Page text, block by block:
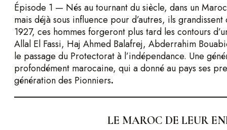
Épisode 1 — Nés au tournant du siècle, dans un
mais déjà sous influence pour d’autres, ils
1927, ces hommes forgeront plus tard les contours
Allal El Fassi, Haj Ahmed Balafrej, Abderrahim
le passage du Protectorat à l’indépendance. Une
profondément marocaine, qui a donné au pays ses
génération des Pionniers.
LE MAROC DE LEUR